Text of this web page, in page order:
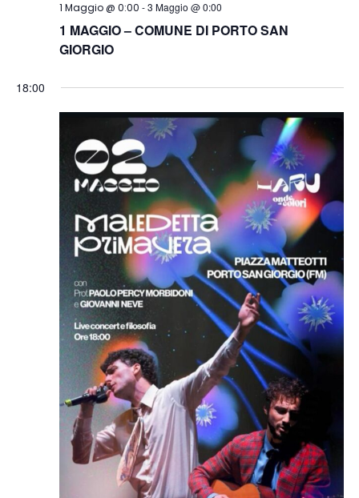
1 Maggio @ 0:00 -3 Maggio @ 0:00
1 MAGGIO – COMUNE DI PORTO SAN
GIORGIO
18:00